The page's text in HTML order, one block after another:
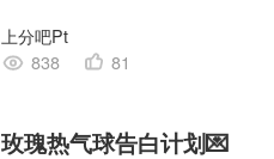
上分吧Pt
838
81
玫瑰热气球告白计划💌